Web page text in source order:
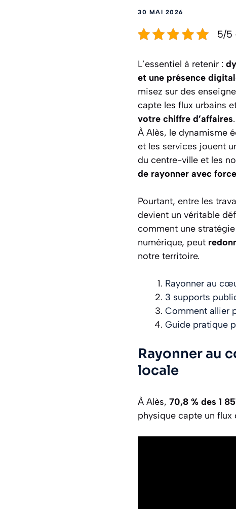
30 MAI 2026
5/5
L’essentiel à retenir :
et une présence
misez sur des
capte les flux urbains
votre chiffre d’affaires.
À Alès, le dynamisme
et les services jouent
du centre-ville et les
de rayonner avec force
Pourtant, entre les
devient un véritable
comment une
numérique, peut
notre territoire.
Rayonner au
3 supports
Comment allier
Guide pratique
Rayonner au
locale
À Alès, 70,8 % des 1
physique capte un